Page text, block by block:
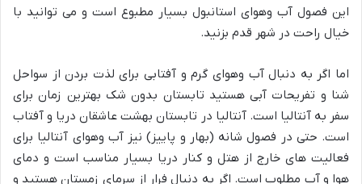
این فصول آب وهوای استانبول بسیار مطبوع است و می توانید با
خیال راحت در شهر قدم بزنید.
اما اگر به دنبال آب وهوای گرم و آفتابی برای لذت بردن از سواحل
شنا و تفریحات آبی هستید تابستان بدون شک بهترین زمان برای
سفر به آنتالیا است. آنتالیا در تابستان بهشت عاشقان دریا و آفتاب
است. حتی در فصول شانه (بهار و پاییز) نیز آب وهوای آنتالیا برای
فعالیت های خارج از هتل و کنار دریا بسیار مناسب است و دمای
هوا و آب مطلوب است. اگر به دنبال فرار از سرمای زمستان هستید و